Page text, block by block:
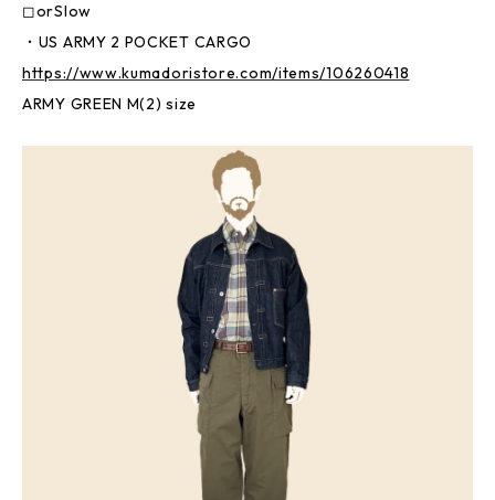
◻︎orSlow
・US ARMY 2 POCKET CARGO
https://www.kumadoristore.com/items/106260418
ARMY GREEN M(2) size